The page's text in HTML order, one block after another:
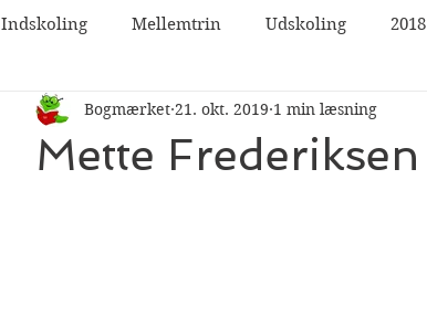
Indskoling Mellemtrin Udskoling 2018
2026
Mette Frederiksen
Bogmærket 21. okt. 2019 1 min læsning